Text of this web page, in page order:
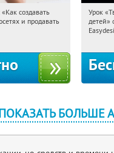
Получили:
создавать
и продавать
Россия
Урок
детей»
Easydesi
БОЛЬШЕ